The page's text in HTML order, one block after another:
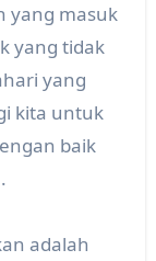
yang masuk
yang tidak
yang
kita untuk
baik
adalah